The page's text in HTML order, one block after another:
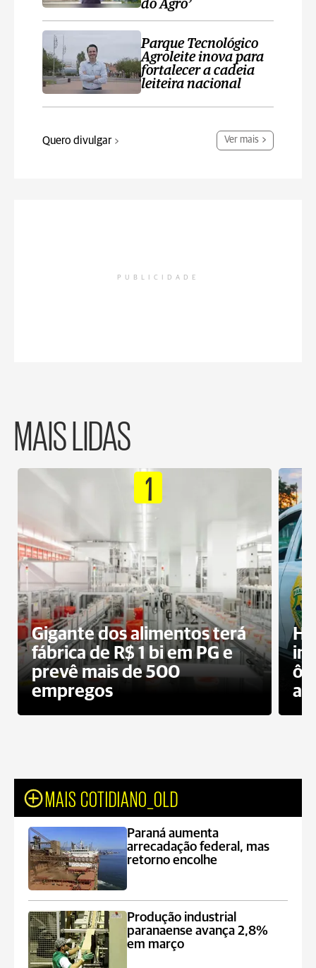
do Agro’
Parque Tecnológico
Agroleite inova para
fortalecer a cadeia
leiteira nacional
Quero divulgar Ver mais
PUBLICIDADE
MAIS LIDAS
1
Gigante dos alimentos terá
fábrica de R$ 1 bi em PG e
prevê mais de 500
empregos
MAIS COTIDIANO_OLD
Paraná aumenta
arrecadação federal, mas
retorno encolhe
Produção industrial
paranaense avança 2,8%
em março